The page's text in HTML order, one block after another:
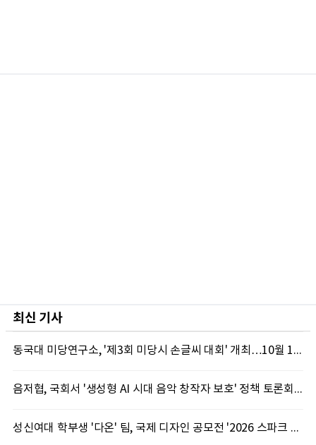
최신 기사
동국대 미당연구소, '제3회 미당시 손글씨 대회' 개최…10월 12일까지 접수
음저협, 국회서 '생성형 AI 시대 음악 창작자 보호' 정책 토론회 10일 개최
성신여대 학부생 '다온' 팀, 국제 디자인 공모전 '2026 스파크 어워드' 동상 수상